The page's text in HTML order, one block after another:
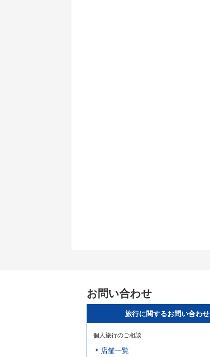
お問い合わせ
旅行に関するお問い合わせ
個人旅行のご相談
店舗一覧